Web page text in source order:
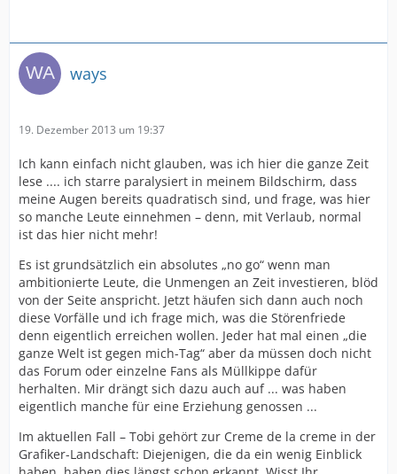
ways
19. Dezember 2013 um 19:37
Ich kann einfach nicht glauben, was ich hier die ganze Zeit
lese .... ich starre paralysiert in meinem Bildschirm, dass
meine Augen bereits quadratisch sind, und frage, was hier
so manche Leute einnehmen – denn, mit Verlaub, normal
ist das hier nicht mehr!
Es ist grundsätzlich ein absolutes „no go“ wenn man
ambitionierte Leute, die Unmengen an Zeit investieren, blöd
von der Seite anspricht. Jetzt häufen sich dann auch noch
diese Vorfälle und ich frage mich, was die Störenfriede
denn eigentlich erreichen wollen. Jeder hat mal einen „die
ganze Welt ist gegen mich-Tag“ aber da müssen doch nicht
das Forum oder einzelne Fans als Müllkippe dafür
herhalten. Mir drängt sich dazu auch auf ... was haben
eigentlich manche für eine Erziehung genossen ...
Im aktuellen Fall – Tobi gehört zur Creme de la creme in der
Grafiker-Landschaft: Diejenigen, die da ein wenig Einblick